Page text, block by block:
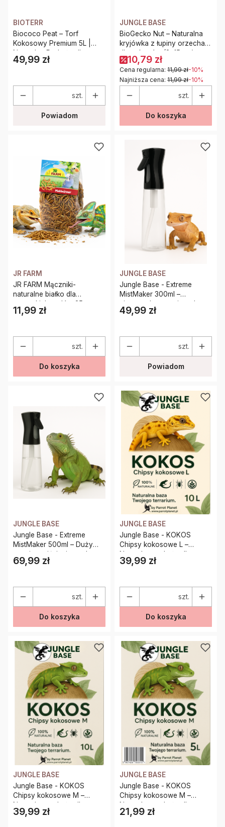
BIOTERR
Biococo Peat – Torf
Kokosowy Premium 5L |
Naturalne Podłoże dla
Terrariów
Cena
49,99 zł
szt.
Powiadom
JUNGLE BASE
BioGecko Nut – Naturalna
kryjówka z łupiny orzecha
dla gekonów (8–15 cm)
10,79 zł
Cena regularna: 11,99 zł-10%
Najniższa cena: 11,99 zł-10%
szt.
Do koszyka
JR FARM
JR FARM Mączniki-
naturalne białko dla
wszystkich gadów 25g
Cena
11,99 zł
szt.
Do koszyka
JUNGLE BASE
Jungle Base - Extreme
MistMaker 300ml –
niezawodny atomizer do
precyzyjnego zraszania
Cena
49,99 zł
szt.
Powiadom
JUNGLE BASE
Jungle Base - Extreme
MistMaker 500ml – Duży
atomizer ciśnieniowy do
nawilżania terrariów gadów
Cena
69,99 zł
szt.
Do koszyka
JUNGLE BASE
Jungle Base - KOKOS
Chipsy kokosowe L –
Naturalne podłoże dla
gadów, pajęczaków i
Cena
39,99 zł
szt.
Do koszyka
JUNGLE BASE
Jungle Base - KOKOS
Chipsy kokosowe M –
Naturalne podłoże dla
gadów, pajęczaków i
Cena
39,99 zł
JUNGLE BASE
Jungle Base - KOKOS
Chipsy kokosowe M –
Naturalne podłoże dla
gadów, pajęczaków i
Cena
21,99 zł